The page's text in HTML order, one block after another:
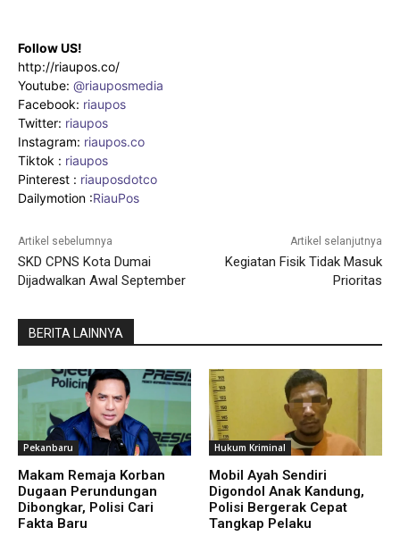
Follow US!
http://riaupos.co/
Youtube: @riauposmedia
Facebook: riaupos
Twitter: riaupos
Instagram: riaupos.co
Tiktok : riaupos
Pinterest : riauposdotco
Dailymotion :RiauPos
Artikel sebelumnya
SKD CPNS Kota Dumai
Dijadwalkan Awal September
Artikel selanjutnya
Kegiatan Fisik Tidak Masuk
Prioritas
BERITA LAINNYA
Pekanbaru
Makam Remaja Korban
Dugaan Perundungan
Dibongkar, Polisi Cari
Fakta Baru
Hukum Kriminal
Mobil Ayah Sendiri
Digondol Anak Kandung,
Polisi Bergerak Cepat
Tangkap Pelaku